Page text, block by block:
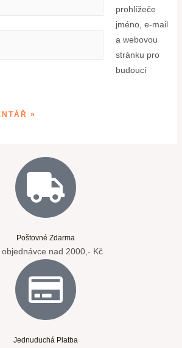
prohlížeče
jméno, e-mail
a webovou
stránku pro
budoucí
Poštovné Zdarma
objednávce nad 2000,- Kč
Jednuduchá Platba